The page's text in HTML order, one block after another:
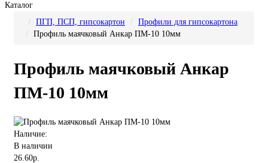
Каталог
ПГП, ПСП, гипсокартон
Профили для гипсокартона
Профиль маячковый Анкар ПМ-10 10мм
Профиль маячковый Анкар
ПМ-10 10мм
Наличие:
В наличии
26.60р.